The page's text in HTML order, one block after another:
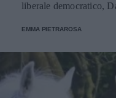
liberale democratico,
EMMA PIETRAROSA